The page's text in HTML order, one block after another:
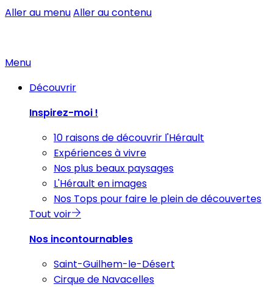
Aller au menuAller au contenu
Menu
Découvrir
Inspirez-moi !
10 raisons de découvrir l'Hérault
Expériences à vivre
Nos plus beaux paysages
L'Hérault en images
Nos Tops pour faire le plein de découvertes
Tout voir
Nos incontournables
Saint-Guilhem-le-Désert
Cirque de Navacelles